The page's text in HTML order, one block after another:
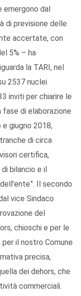
dal
di previsione delle
accertate, con
5% – ha
la TARI, nel
2537 nuclei
inviti per chiarire le
di elaborazione
giugno 2018,
di circa
certifica,
bilancio e il
Il secondo
vice Sindaco
del
chioschi e per le
per il nostro Comune
precisa,
dei dehors, che
commerciali.